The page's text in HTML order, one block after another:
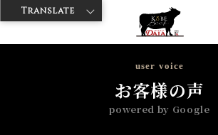
神戸牛ダイヤ > 神戸牛ダイア すし屋通り店
カルガイド 2025/06/17 No_review
user voice
お客様の声
powered by Google
Translate